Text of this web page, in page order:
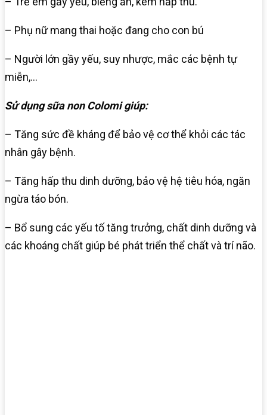
– Phụ nữ mang thai hoặc đang cho con bú
– Người lớn gầy yếu, suy nhược, mắc các bệnh tự
miễn,…
Sử dụng sữa non Colomi giúp:
– Tăng sức đề kháng để bảo vệ cơ thể khỏi các tác
nhân gây bệnh.
– Tăng hấp thu dinh dưỡng, bảo vệ hệ tiêu hóa, ngăn
ngừa táo bón.
– Bổ sung các yếu tố tăng trưởng, chất dinh dưỡng và
các khoáng chất giúp bé phát triển thể chất và trí não.